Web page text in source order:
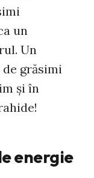
un
Un
de grăsimi
şi în
energie